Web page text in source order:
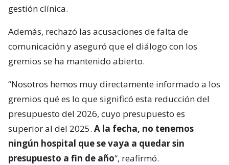
gestión clínica.
Además, rechazó las acusaciones de falta de
comunicación y aseguró que el diálogo con los
gremios se ha mantenido abierto.
“Nosotros hemos muy directamente informado a los
gremios qué es lo que significó esta reducción del
presupuesto del 2026, cuyo presupuesto es
superior al del 2025. A la fecha, no tenemos
ningún hospital que se vaya a quedar sin
presupuesto a fin de año“, reafirmó.